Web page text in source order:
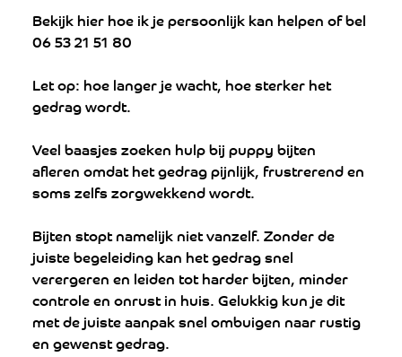
Bekijk hier hoe ik je persoonlijk kan helpen of bel
06 53 21 51 80
Let op: hoe langer je wacht, hoe sterker het
gedrag wordt.
Veel baasjes zoeken hulp bij puppy bijten
afleren omdat het gedrag pijnlijk, frustrerend en
soms zelfs zorgwekkend wordt.
Bijten stopt namelijk niet vanzelf. Zonder de
juiste begeleiding kan het gedrag snel
verergeren en leiden tot harder bijten, minder
controle en onrust in huis. Gelukkig kun je dit
met de juiste aanpak snel ombuigen naar rustig
en gewenst gedrag.